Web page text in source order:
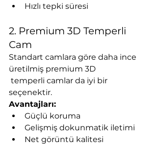
Hızlı tepki süresi
2. Premium 3D Temperli
Cam
Standart camlara göre daha ince
üretilmiş premium 3D
seçenektir.
Avantajları:
Güçlü koruma
Gelişmiş dokunmatik iletimi
Net görüntü kalitesi